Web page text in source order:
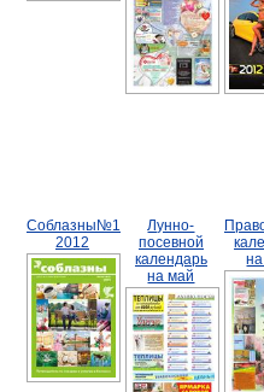
Соблазны№1
2012
Лунно-
посевной
календарь
на май